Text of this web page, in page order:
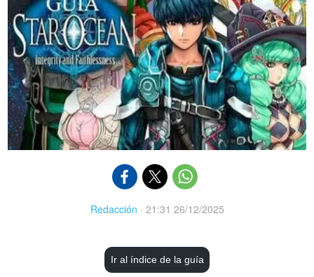
Redacción · 21:31 26/12/2025
Ir al índice de la guía